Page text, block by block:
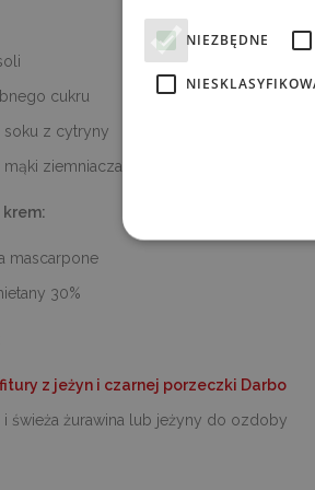
cukru
soku z cytryny
mąki ziemniaczanej
krem:
mascarpone
30%
z jeżyn i czarnej porzeczki Darbo
i świeża żurawina lub jeżyny do ozdoby
NIEZBĘDNE
Niezbędne pliki cookie
NAZWA
_tt_enable_cookie